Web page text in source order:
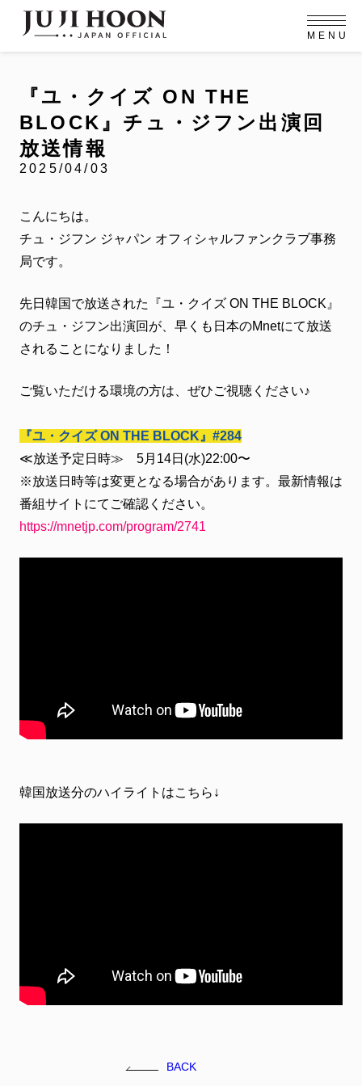
PROFILE
プロフィール
EVENT
MEMBERSHIP
メンバーシップ
FANCLUB
VIDEO
ビデオ
GALLERY
ギャラリー
CONTACT
OFFICIAL MENU
MEMBERSHIP MENU
FC NEWSVIDEO GALLERY
arrow_right arrow_right LOGIN
M E N U
『ユ・クイズ ON THE
BLOCK』チュ・ジフン出演回
放送情報
2025/04/03
こんにちは。
チュ・ジフン ジャパン オフィシャルファンクラブ事務
局です。
先日韓国で放送された『ユ・クイズ ON THE BLOCK』
のチュ・ジフン出演回が、早くも日本のMnetにて放送
されることになりました！
ご覧いただける環境の方は、ぜひご視聴ください♪
『ユ・クイズ ON THE BLOCK』#284
≪放送予定日時≫ 5月14日(水)22:00〜
※放送日時等は変更となる場合があります。最新情報は
番組サイトにてご確認ください。
https://mnetjp.com/program/2741
韓国放送分のハイライトはこちら↓
BACK